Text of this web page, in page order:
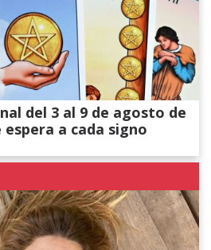
del 3 al 9 de agosto de
espera a cada signo